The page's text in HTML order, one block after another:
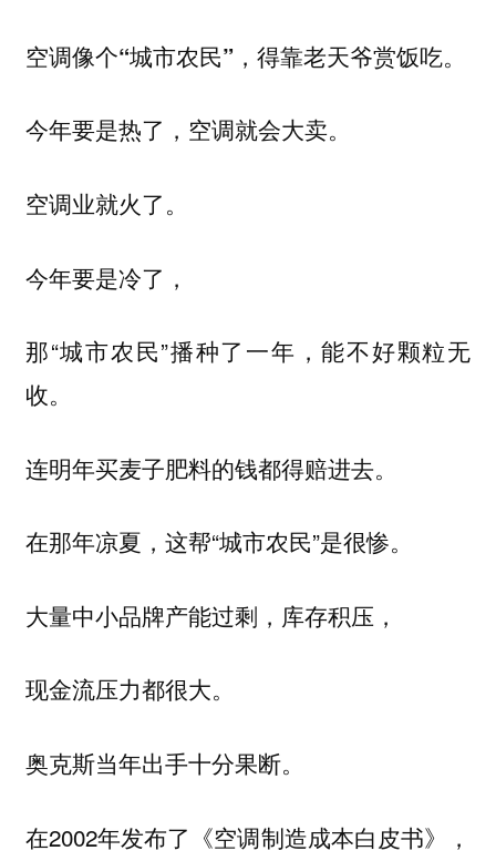
空调像个“城市农民”，得靠老天爷赏饭吃。
今年要是热了，空调就会大卖。
空调业就火了。
今年要是冷了，
那“城市农民”播种了一年，能不好颗粒无
收。
连明年买麦子肥料的钱都得赔进去。
在那年凉夏，这帮“城市农民”是很惨。
大量中小品牌产能过剩，库存积压，
现金流压力都很大。
奥克斯当年出手十分果断。
在2002年发布了《空调制造成本白皮书》，